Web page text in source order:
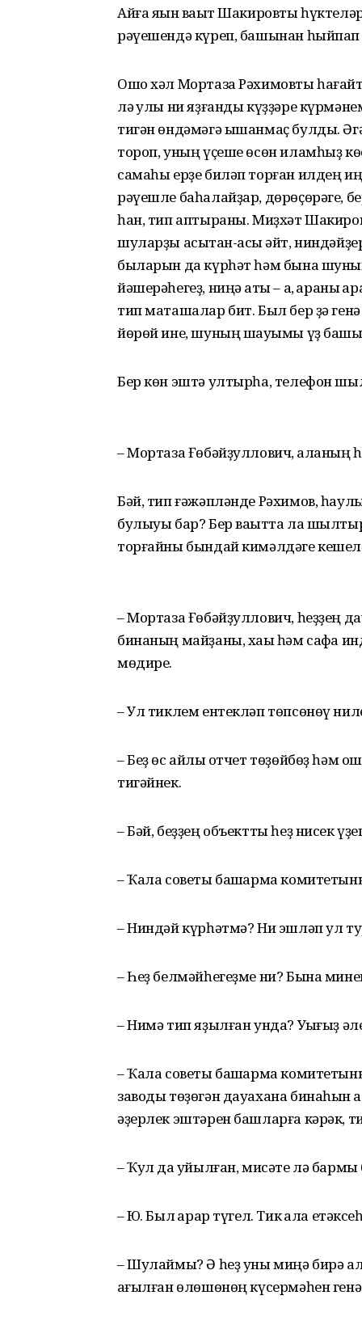
Айға яҡын ваҡыт Шакировты
рәүешендә күреп, башынан һыйпап
Ошо хәл Мортаза Рәхимовты
лә ҡулы ни яҙғанды күҙҙәре
тигән өндәмәгә ышанмаҫ булды.
тороп, уның үҫеше өсөн иламһыҙ
самаһы ерҙе биләп торған илдең
рәүешле баһалайҙар, дөрөҫөрәге,
һан, тип аптыраны. Миҙхәт
шуларҙы асыҡтан-асыҡ әйт,
быларын да күрһәт һәм бына
йәшерәһегеҙ, ниңә аҡты – аҡ, ҡараны
тип маташалар бит. Был бер ҙә генә
йөрөй ине, шуның шауҡымы үҙ
Бер көн эштә ултырһа, телефон
– Мортаза Ғөбәйҙуллович, ҡаланың
Бәй, тип ғәжәпләнде Рәхимов,
булыуы бар? Бер ваҡытта ла
торғайны бындай кимәлдәге
– Мортаза Ғөбәйҙуллович, һеҙҙең
бинаның майҙаны, хаҡы һәм сафҡа
мөдире.
– Ул тиклем ентекләп төпсөнөү
– Беҙ өс айлыҡ отчет төҙөйбөҙ һәм
тигәйнек.
– Бәй, беҙҙең объектты һеҙ нисек
– Ҡала советы башҡарма
– Ниндәй күрһәтмә? Ни эшләп ул
– Һеҙ белмәйһегеҙме ни? Бына
– Нимә тип яҙылған унда? Уҡығыҙ
– Ҡала советы башҡарма
заводы төҙөгән дауахана бинаһын
әҙерлек эштәрен башларға кәрәк,
– Ҡул да ҡуйылған, мисәте лә
– Юҡ. Был ҡарар түгел. Тик ҡала
– Шулаймы? Ә һеҙ уны миңә бирә
ҡағылған өлөшөнөң күсермәһен